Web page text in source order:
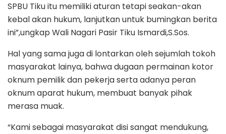
SPBU Tiku itu memiliki aturan tetapi seakan-akan
kebal akan hukum, lanjutkan untuk bumingkan berita
ini”,ungkap Wali Nagari Pasir Tiku Ismardi,S.Sos.
Hal yang sama juga di lontarkan oleh sejumlah tokoh
masyarakat lainya, bahwa dugaan permainan kotor
oknum pemilik dan pekerja serta adanya peran
oknum aparat hukum, membuat banyak pihak
merasa muak.
“Kami sebagai masyarakat disi sangat mendukung,